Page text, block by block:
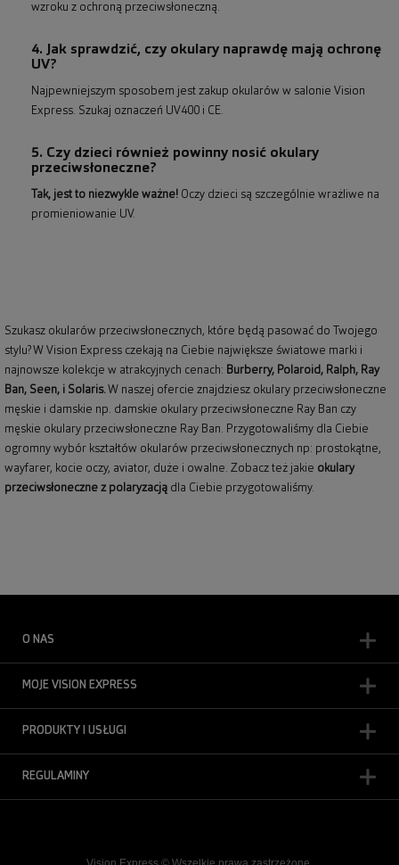
wzroku z ochroną przeciwsłoneczną.
4. Jak sprawdzić, czy okulary naprawdę mają ochronę
UV?
Najpewniejszym sposobem jest zakup okularów w salonie Vision
Express. Szukaj oznaczeń UV400 i CE.
5. Czy dzieci również powinny nosić okulary
przeciwsłoneczne?
Tak, jest to niezwykle ważne! Oczy dzieci są szczególnie wrażliwe na
promieniowanie UV.
Szukasz okularów przeciwsłonecznych, które będą pasować do Twojego
stylu? W Vision Express czekają na Ciebie największe światowe marki i
najnowsze kolekcje w atrakcyjnych cenach: Burberry, Polaroid , Ralph, Ray
Ban, Seen, i Solaris.W naszej ofercie znajdziesz okulary przeciwsłoneczne
męskie i damskie np. damskie okulary przeciwsłoneczne Ray Ban czy
męskie okulary przeciwsłoneczne Ray Ban. Przygotowaliśmy dla Ciebie
ogromny wybór kształtów okularów przeciwsłonecznych np: prostokątne,
wayfarer, kocie oczy, aviator, duże i owalne. Zobacz też jakie okulary
przeciwsłoneczne z polaryzacją dla Ciebie przygotowaliśmy.
O NAS
MOJE VISION EXPRESS
PRODUKTY I USŁUGI
REGULAMINY